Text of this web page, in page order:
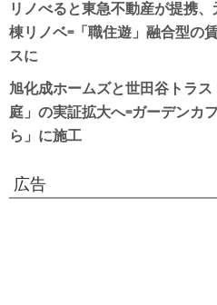
リノべると東急不動産が提携
棟リノベ=「職住遊」融合型の
スに
旭化成ホームズと世田谷トラ
庭」の実証拡大へ=ガーデンカ
ら」に施工
広告